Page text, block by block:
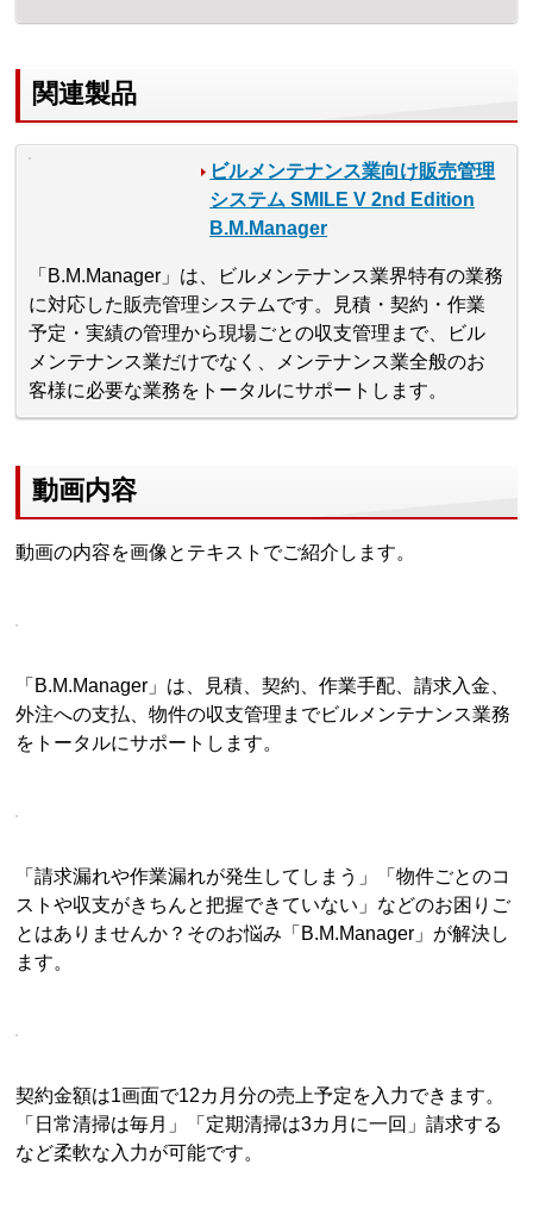
関連製品
ビルメンテナンス業向け販売管理
システム SMILE V 2nd Edition
B.M.Manager
「B.M.Manager」は、ビルメンテナンス業界特有の業務
に対応した販売管理システムです。見積・契約・作業
予定・実績の管理から現場ごとの収支管理まで、ビル
メンテナンス業だけでなく、メンテナンス業全般のお
客様に必要な業務をトータルにサポートします。
動画内容
動画の内容を画像とテキストでご紹介します。
「B.M.Manager」は、見積、契約、作業手配、請求入金、
外注への支払、物件の収支管理までビルメンテナンス業務
をトータルにサポートします。
「請求漏れや作業漏れが発生してしまう」「物件ごとのコ
ストや収支がきちんと把握できていない」などのお困りご
とはありませんか？そのお悩み「B.M.Manager」が解決し
ます。
契約金額は1画面で12カ月分の売上予定を入力できます。
「日常清掃は毎月」「定期清掃は3カ月に一回」請求する
など柔軟な入力が可能です。